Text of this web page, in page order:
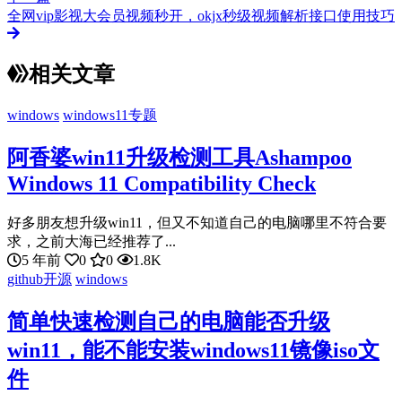
全网vip影视大会员视频秒开，okjx秒级视频解析接口使用技巧
相关文章
windows windows11专题
阿香婆win11升级检测工具Ashampoo
Windows 11 Compatibility Check
好多朋友想升级win11，但又不知道自己的电脑哪里不符合要
求，之前大海已经推荐了...
5 年前
0 0
1.8K
github开源 windows
简单快速检测自己的电脑能否升级
win11，能不能安装windows11镜像iso文
件